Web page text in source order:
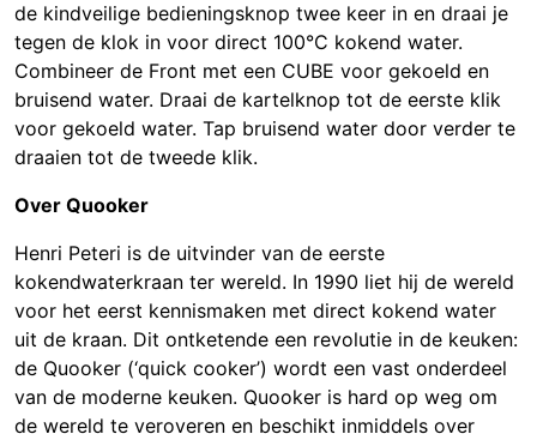
de kindveilige bedieningsknop twee keer in en draai je
tegen de klok in voor direct 100°C kokend water.
Combineer de Front met een CUBE voor gekoeld en
bruisend water. Draai de kartelknop tot de eerste klik
voor gekoeld water. Tap bruisend water door verder te
draaien tot de tweede klik.
Over Quooker
Henri Peteri is de uitvinder van de eerste
kokendwaterkraan ter wereld. In 1990 liet hij de wereld
voor het eerst kennismaken met direct kokend water
uit de kraan. Dit ontketende een revolutie in de keuken:
de Quooker (‘quick cooker’) wordt een vast onderdeel
van de moderne keuken. Quooker is hard op weg om
de wereld te veroveren en beschikt inmiddels over